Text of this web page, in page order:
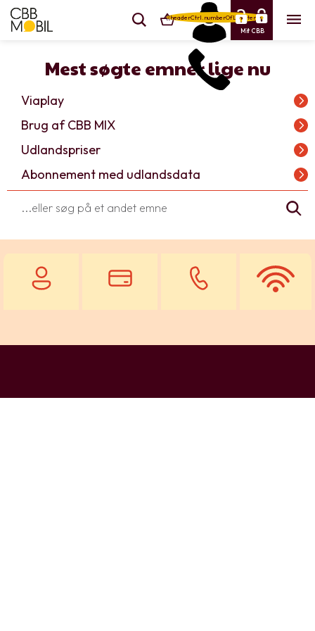
{{headerCtrl.numberOfLineItems}}
Mit CBB
Mest søgte emner lige nu
Viaplay
Brug af CBB MIX
Udlandspriser
Abonnement med udlandsdata